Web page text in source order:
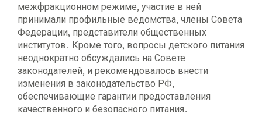
межфракционном режиме, участие в ней
принимали профильные ведомства, члены Совета
Федерации, представители общественных
институтов. Кроме того, вопросы детского питания
неоднократно обсуждались на Совете
законодателей, и рекомендовалось внести
изменения в законодательство РФ,
обеспечивающие гарантии предоставления
качественного и безопасного питания.